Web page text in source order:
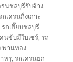
รนชลบุรีรับจ้าง,
ถเครนกิ่งเกาะ
รถเฮี๊ยบชลบุรี
นขับมีใบเซร์,รถ
พานทอง
หรุ,รถเครนยก